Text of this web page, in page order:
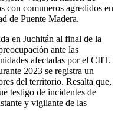
con comuneros agredidos en
de Puente Madera.
en Juchitán al final de la
ante las
afectadas por el CIIT.
2023 se registra un
del territorio. Resalta que,
testigo de incidentes de
y vigilante de las